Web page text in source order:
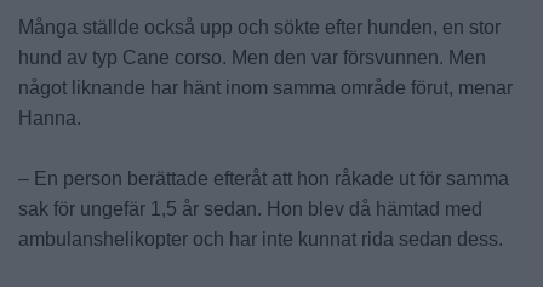
Många ställde också upp och sökte efter hunden, en stor
hund av typ Cane corso. Men den var försvunnen. Men
något liknande har hänt inom samma område förut, menar
Hanna.
– En person berättade efteråt att hon råkade ut för samma
sak för ungefär 1,5 år sedan. Hon blev då hämtad med
ambulanshelikopter och har inte kunnat rida sedan dess.